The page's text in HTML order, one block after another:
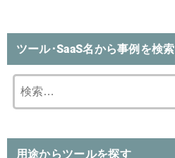
ツール･SaaS名から事例を検索
索:
用途からツールを探す